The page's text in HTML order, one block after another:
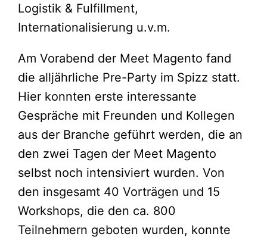
Logistik & Fulfillment,
Internationalisierung u.v.m.
Am Vorabend der Meet Magento fand
die alljährliche Pre-Party im Spizz statt.
Hier konnten erste interessante
Gespräche mit Freunden und Kollegen
aus der Branche geführt werden, die an
den zwei Tagen der Meet Magento
selbst noch intensiviert wurden. Von
den insgesamt 40 Vorträgen und 15
Workshops, die den ca. 800
Teilnehmern geboten wurden, konnte